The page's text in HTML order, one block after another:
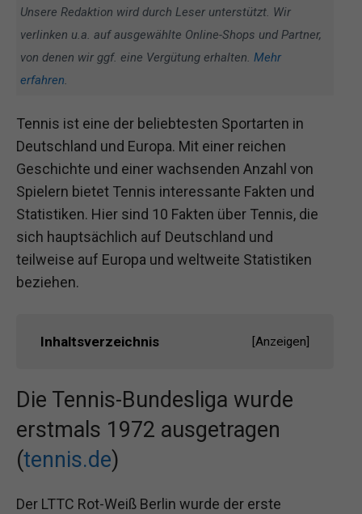
Unsere Redaktion wird durch Leser unterstützt. Wir
verlinken u.a. auf ausgewählte Online-Shops und Partner,
von denen wir ggf. eine Vergütung erhalten. Mehr
erfahren.
Tennis ist eine der beliebtesten Sportarten in
Deutschland und Europa. Mit einer reichen
Geschichte und einer wachsenden Anzahl von
Spielern bietet Tennis interessante Fakten und
Statistiken. Hier sind 10 Fakten über Tennis, die
sich hauptsächlich auf Deutschland und
teilweise auf Europa und weltweite Statistiken
beziehen.
Inhaltsverzeichnis [Anzeigen]
Die Tennis-Bundesliga wurde
erstmals 1972 ausgetragen
(tennis.de)
Der LTTC Rot-Weiß Berlin wurde der erste